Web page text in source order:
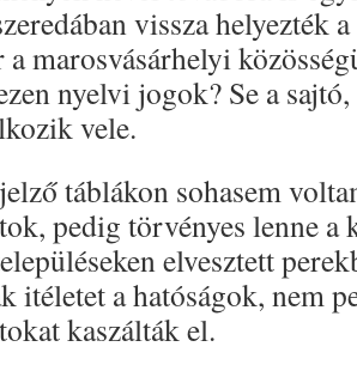
vissza helyezték
a marosvásárhelyi
nyelvi jogok? Se a
vele.
táblákon sohasem
pedig törvényes lenne a
elvesztett
itéletet a hatóságok, nem
kaszálták el.